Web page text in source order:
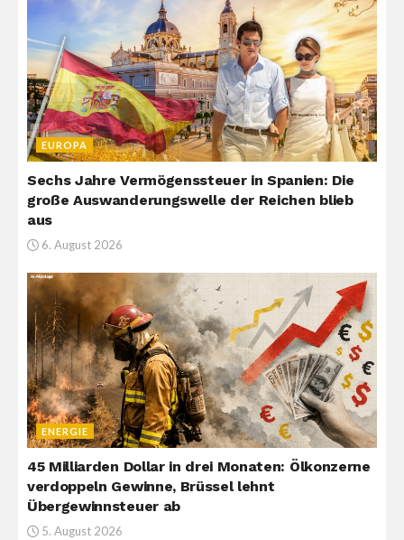
EUROPA
Sechs Jahre Vermögenssteuer in Spanien: Die
große Auswanderungswelle der Reichen blieb
aus
6. August 2026
ENERGIE
45 Milliarden Dollar in drei Monaten: Ölkonzerne
verdoppeln Gewinne, Brüssel lehnt
Übergewinnsteuer ab
5. August 2026